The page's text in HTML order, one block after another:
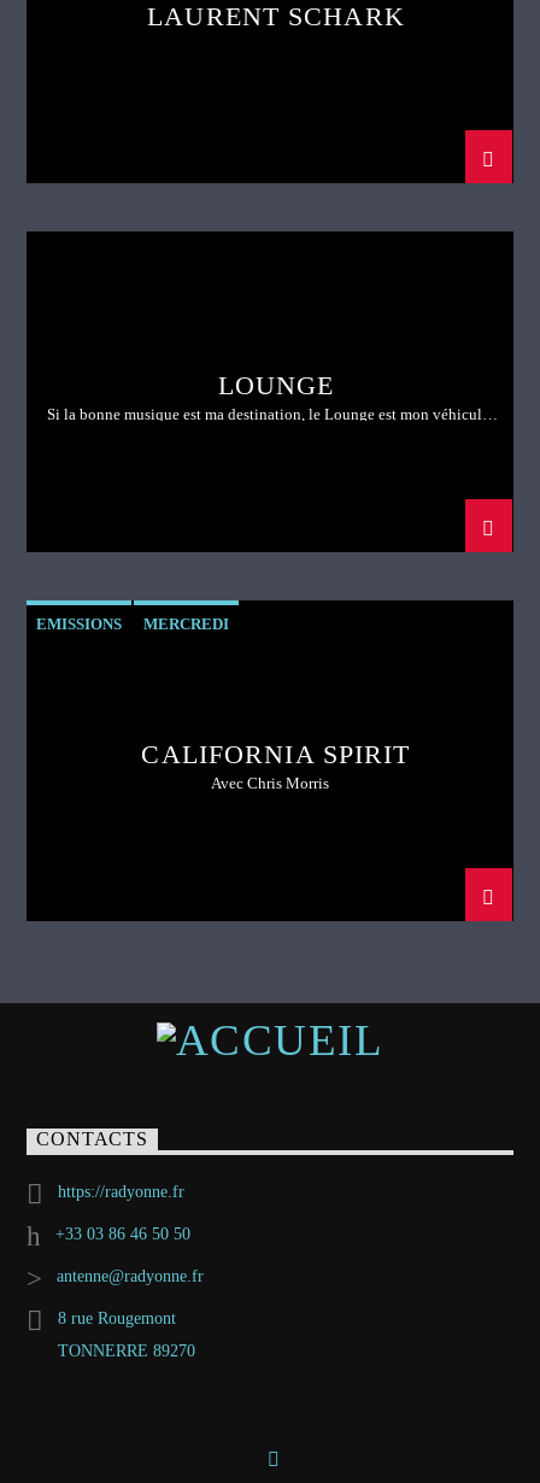
LAURENT SCHARK
LOUNGE
Si la bonne musique est ma destination, le Lounge est mon véhicule!
EMISSIONS MERCREDI
CALIFORNIA SPIRIT
Avec Chris Morris
CONTACTS
https://radyonne.fr
+33 03 86 46 50 50
antenne@radyonne.fr
8 rue Rougemont
TONNERRE 89270